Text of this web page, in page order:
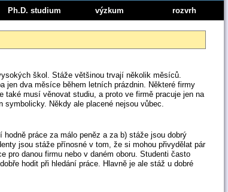
škol. Stáže většinou trvají několik měsíců.
jen dva měsíce během letních prázdnin. Některé firmy
musí věnovat studiu, a proto ve firmě pracuje jen na
Někdy ale placené nejsou vůbec.
práce za málo peněz a za b) stáže jsou dobrý
jsou stáže přínosné v tom, že si mohou přivydělat pár
pro danou firmu nebo v daném oboru. Studenti často
hodit při hledání práce. Hlavně je ale stáž u dobré
Ph.D. studium výzkum rozvrh